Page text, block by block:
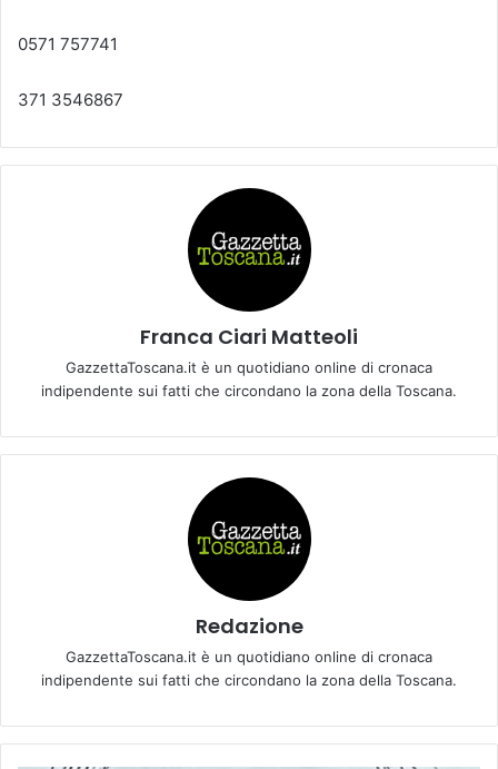
0571 757741
371 3546867
Franca Ciari Matteoli
GazzettaToscana.it è un quotidiano online di cronaca
indipendente sui fatti che circondano la zona della Toscana.
Redazione
GazzettaToscana.it è un quotidiano online di cronaca
indipendente sui fatti che circondano la zona della Toscana.